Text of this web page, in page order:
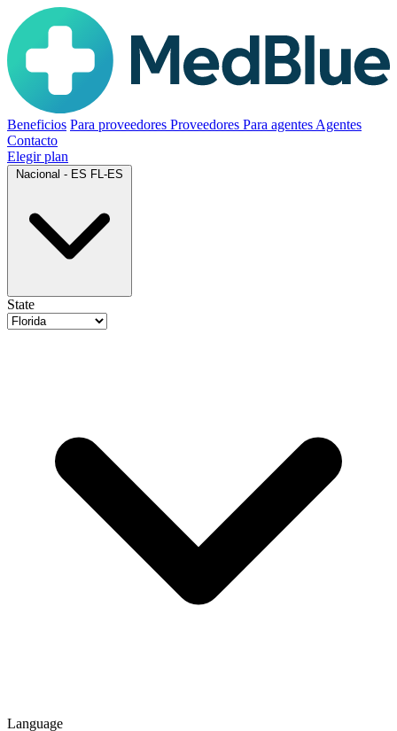
Beneficios Para proveedores Proveedores Para agentes Agentes
Contacto
Elegir plan
Nacional - ES FL-ES
State
Language